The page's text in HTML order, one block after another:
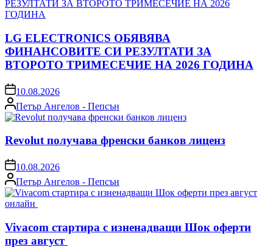
LG ELECTRONICS ОБЯВЯВА
ФИНАНСОВИТЕ СИ РЕЗУЛТАТИ ЗА
ВТОРОТО ТРИМЕСЕЧИЕ НА 2026 ГОДИНА
on 10.08.2026
Posted
by
Петър Ангелов - Пепсън
Revolut получава френски банков лиценз
on 10.08.2026
Posted
by
Петър Ангелов - Пепсън
Vivacom стартира с изненадващи Шок оферти
през август